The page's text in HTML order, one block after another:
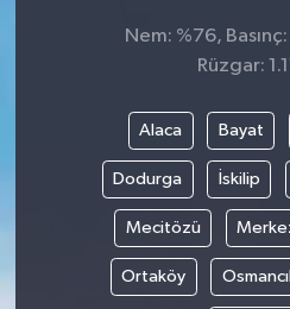
Nem: %76,
Rüzgar:
Alaca Bayat
Dodurga İskilip
Mecitözü
Ortaköy